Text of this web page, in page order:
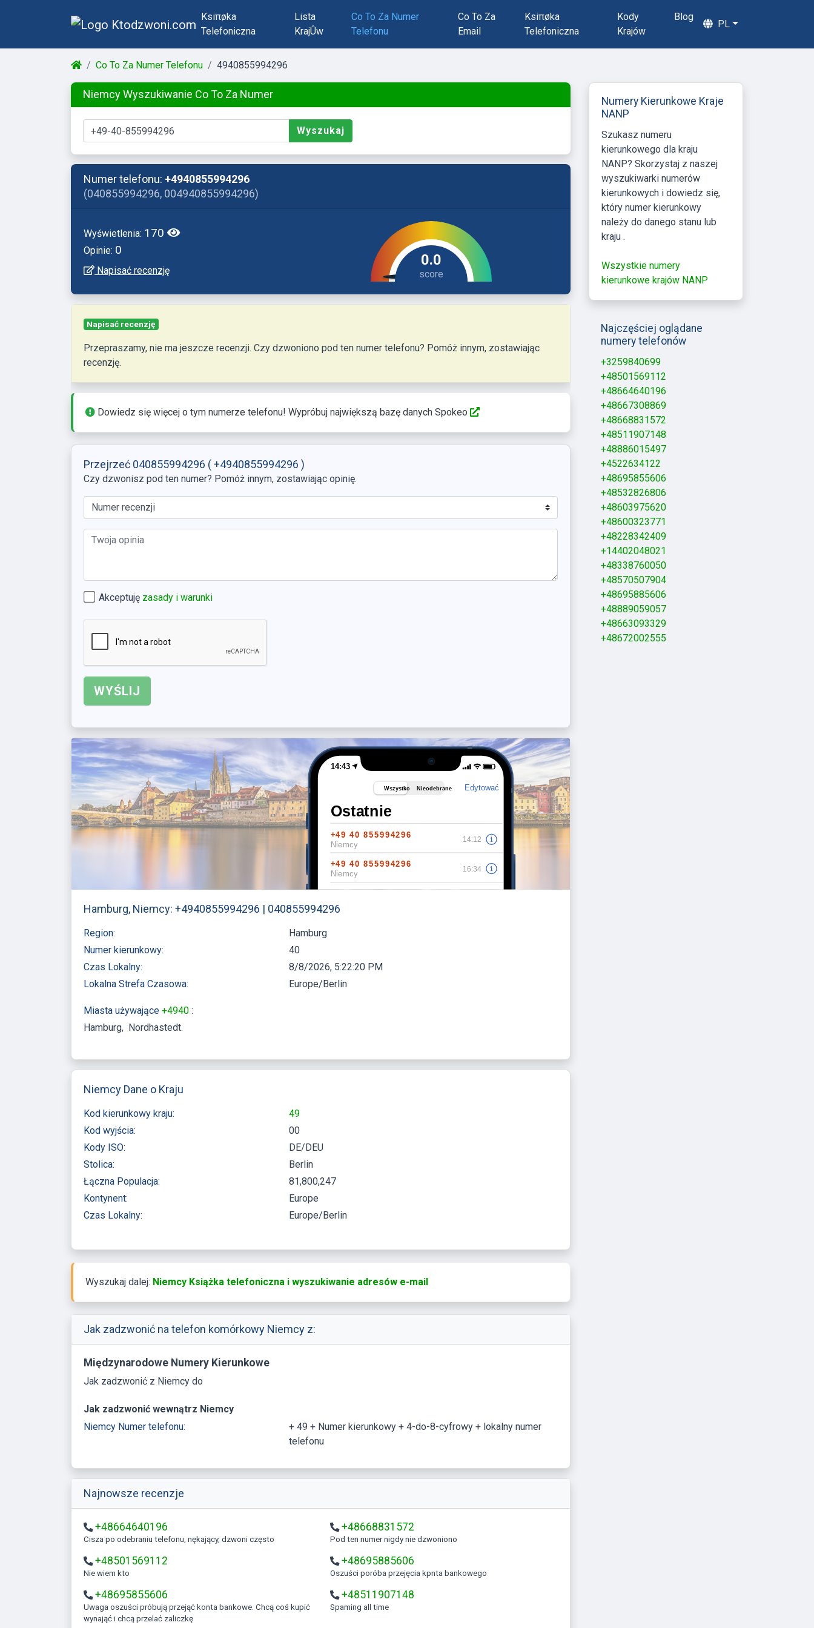
Ksiπøka
Telefoniczna
Lista
KrajÛw
Co To Za Numer
Telefonu
Co To Za
Email
Ksiπøka
Telefoniczna
Kody
Krajów
Blog
PL
Co To Za Numer Telefonu 4940855994296
Niemcy Wyszukiwanie Co To Za Numer
Wyszukaj
Numer telefonu: +4940855994296
(040855994296, 004940855994296)
Wyświetlenia: 170
Opinie: 0
Napisać recenzję
0.0
Napisać recenzję
Przepraszamy, nie ma jeszcze recenzji. Czy dzwoniono pod ten numer telefonu? Pomóż innym, zostawiając
recenzję.
Dowiedz się więcej o tym numerze telefonu! Wypróbuj największą bazę danych Spokeo
Przejrzeć 040855994296 ( +4940855994296 )
Czy dzwonisz pod ten numer? Pomóż innym, zostawiając opinię.
Akceptuję zasady i warunki
Hamburg, Niemcy: +4940855994296 | 040855994296
Region:
Hamburg
Numer kierunkowy:
40
Czas Lokalny:
8/8/2026, 5:22:21 PM
Lokalna Strefa Czasowa:
Europe/Berlin
Miasta używające +4940 :
Hamburg
Nordhastedt
Niemcy Dane o Kraju
Kod kierunkowy kraju:
49
Kod wyjścia:
00
Kody ISO:
DE/DEU
Stolica:
Berlin
Łączna Populacja:
81,800,247
Kontynent:
Europe
Czas Lokalny:
Europe/Berlin
Wyszukaj dalej: Niemcy Książka telefoniczna i wyszukiwanie adresów e-mail
Jak zadzwonić na telefon komórkowy Niemcy z:
Międzynarodowe Numery Kierunkowe
Jak zadzwonić z Niemcy do
Jak zadzwonić wewnątrz Niemcy
Niemcy Numer telefonu:
+ 49 + Numer kierunkowy + 4-do-8-cyfrowy + lokalny numer
telefonu
Najnowsze recenzje
+48664640196
Cisza po odebraniu telefonu, nękający, dzwoni często
+48668831572
Pod ten numer nigdy nie dzwoniono
+48501569112
Nie wiem kto
+48695885606
Oszuści poróba przejęcia kpnta bankowego
+48695855606
Uwaga oszuści próbują przejąć konta bankowe. Chcą coś kupić
wynająć i chcą przelać zaliczkę
+48511907148
Spaming all time
Numery Kierunkowe Kraje
NANP
Szukasz numeru
kierunkowego dla kraju
NANP? Skorzystaj z naszej
wyszukiwarki numerów
kierunkowych i dowiedz się,
który numer kierunkowy
należy do danego stanu lub
kraju .
Wszystkie numery
kierunkowe krajów NANP
Najczęściej oglądane
numery telefonów
+3259840699
+48501569112
+48664640196
+48667308869
+48668831572
+48511907148
+48886015497
+4522634122
+48695855606
+48532826806
+48603975620
+48600323771
+48228342409
+14402048021
+48338760050
+48570507904
+48695885606
+48889059057
+48663093329
+48672002555